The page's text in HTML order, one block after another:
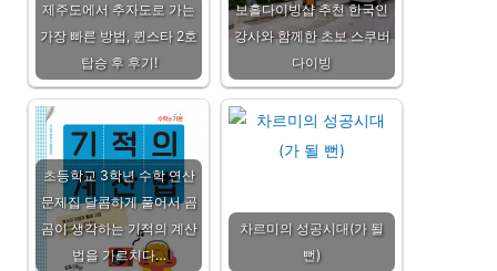
제주도에서 추자도로 가는
가장 빠른 방법, 퀸스타 2호
탑승 후 후기!
보홀다이빙샵 추천 한국인
강사와 함께한 초보 스쿠버
다이빙
초등학교 3학년 수학 연산
문제집 달콤하게 풀어서 곰
곰이 생각하는 기적의 계산
법을 가르치다…
차르미의 성공시대(가 될
뻔)